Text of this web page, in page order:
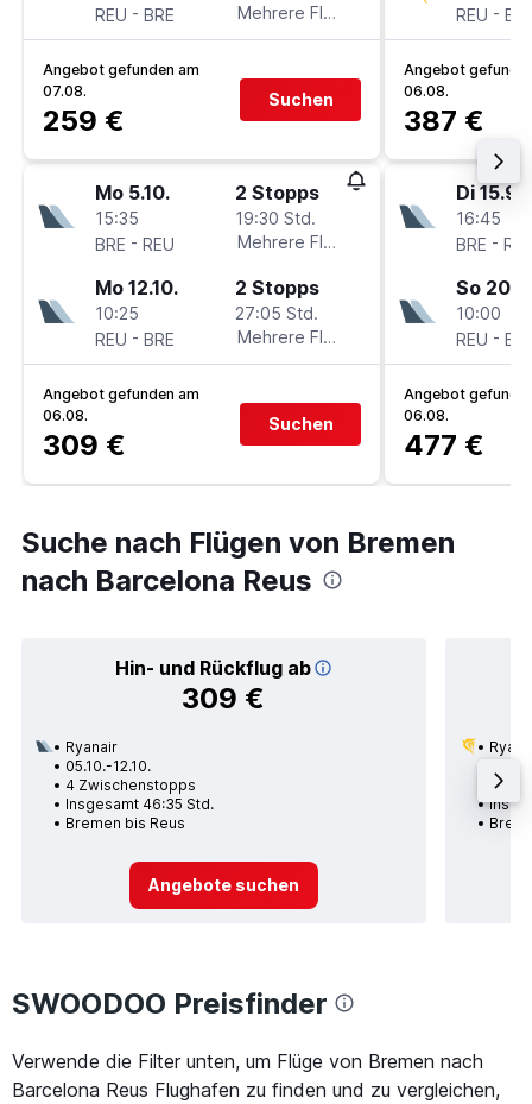
REU - BRE
Mehrere Fluglinien
Angebot gefunden am
07.08.
259 €
Suchen
Mo 5.10.
15:35
BRE - REU
2 Stopps
19:30 Std.
Mehrere Fluglinien
Mo 12.10.
10:25
REU - BRE
2 Stopps
27:05 Std.
Mehrere Fluglinien
Angebot gefunden am
06.08.
309 €
Suchen
REU -
Angebot
06.08.
387 €
Di 15.9.
16:45
BRE -
So 20.9.
10:00
REU -
Angebot
06.08.
477 €
Suche nach Flügen von Bremen
nach Barcelona Reus
Hin- und Rückflug ab
309 €
Ryanair
05.10.-12.10.
4 Zwischenstopps
Insgesamt 46:35 Std.
Bremen bis Reus
Angebote suchen
1
SWOODOO Preisfinder
Verwende die Filter unten, um Flüge von Bremen nach
Barcelona Reus Flughafen zu finden und zu vergleichen,